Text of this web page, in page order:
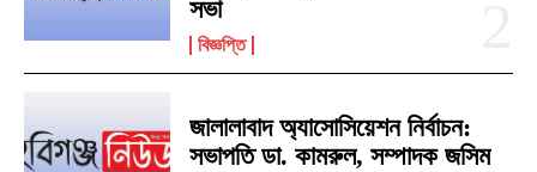
সভা
বিজ্ঞপ্তি
জালালাবাদ অ্যাসোসিয়েশন নির্বাচন:
সভাপতি ডা. কামরুল, সম্পাদক জসিম